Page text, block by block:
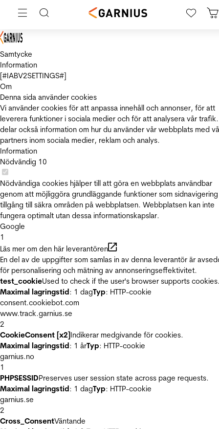
Samtycke
Information
[#IABV2SETTINGS#]
Om
Denna sida använder cookies
Vi använder cookies för att anpassa innehåll och annonser, för att
leverera funktioner i sociala medier och för att analysera vår
delar också information om hur du använder vår webbplats med
partners inom sociala medier, reklam och analys.
Information
Nödvändig 10
Nödvändiga cookies hjälper till att göra en webbplats användbar
genom att möjliggöra grundläggande funktioner som
tillgång till säkra områden på webbplatsen. Webbplatsen kan inte
fungera optimalt utan dessa informationskapslar.
Google
1
Läs mer om den här leverantören
En del av de uppgifter som samlas in av denna leverantör är
för personalisering och mätning av annonseringseffektivitet.
test_cookieUsed to check if the user's browser supports
Maximal lagringstid: 1 dagTyp: HTTP-cookie
consent.cookiebot.com
www.track.garnius.se
2
CookieConsent [x2]Indikerar medgivande för cookies.
Maximal lagringstid: 1 årTyp: HTTP-cookie
garnius.no
1
PHPSESSIDPreserves user session state across page requests.
Maximal lagringstid: 1 dagTyp: HTTP-cookie
garnius.se
2
Cross_ConsentVäntande